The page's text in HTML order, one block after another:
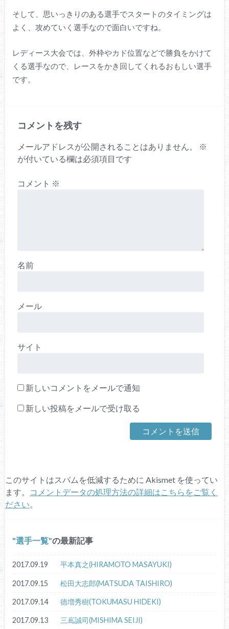
そして、思いっきりのある選手でスタートのタイミングは
よく、攻めていく選手なので面白いですね。
レディース大会では、外枠やカド位置などで勝負をかけて
くる選手なので、レースをかき回してくれるおもしい選手
です。
コメントを残す
メールアドレスが公開されることはありません。
※
が付いている欄は必須項目です
コメント ※
名前
メール
サイト
新しいコメントをメールで通知
新しい投稿をメールで受け取る
このサイトはスパムを低減するために Akismet を使ってい
ます。
コメントデータの処理方法の詳細はこちらをご覧く
ださい
選手一覧 の最新記事
2017.09.19 平本真之(HIRAMOTO MASAYUKI)
2017.09.15 松田大志郎(MATSUDA TAISHIRO)
2017.09.14 徳増秀樹(TOKUMASU HIDEKI)
2017.09.13 三嶌誠司(MISHIMA SEIJI)